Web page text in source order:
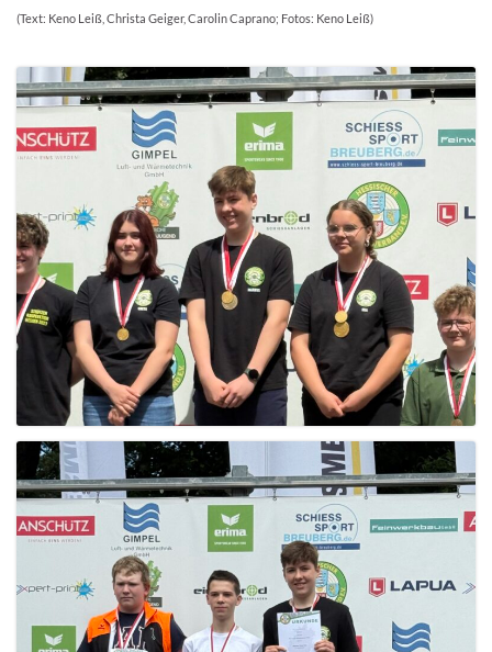
(Text: Keno Leiß, Christa Geiger, Carolin Caprano; Fotos: Keno Leiß)